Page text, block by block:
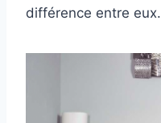
différence entre eux.